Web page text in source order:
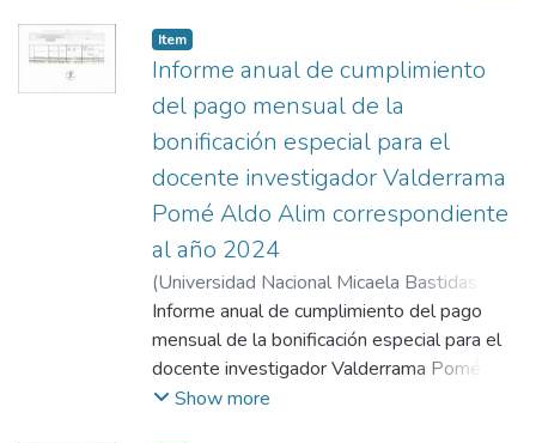
Item
Informe anual de cumplimiento
del pago mensual de la
bonificación especial para el
docente investigador Valderrama
Pomé Aldo Alim correspondiente
al año 2024
(Universidad Nacional Micaela Bastidas de
Apurímac,2025-02-03)Valderrama Pomé,
Aldo Alim
Informe anual de cumplimiento del pago
mensual de la bonificación especial para el
docente investigador Valderrama Pomé
Aldo Alim correspondiente al año 2024.
Show more